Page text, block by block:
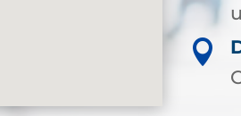
